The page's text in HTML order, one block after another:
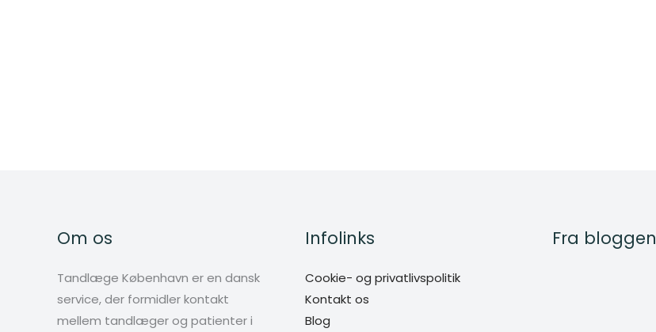
Om os
Tandlæge København er en dansk
service, der formidler kontakt
mellem tandlæger og patienter i
Infolinks
Cookie- og privatlivspolitik
Kontakt os
Blog
Fra bloggen